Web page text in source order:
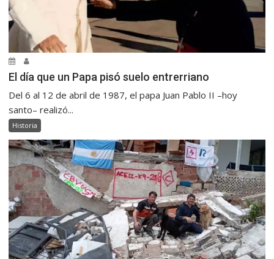
El día que un Papa pisó suelo entrerriano
Del 6 al 12 de abril de 1987, el papa Juan Pablo II –hoy
santo– realizó...
Historia